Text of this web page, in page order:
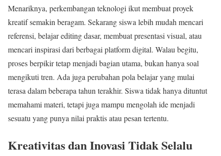
Menariknya, perkembangan teknologi ikut membuat proyek
kreatif semakin beragam. Sekarang siswa lebih mudah mencari
referensi, belajar editing dasar, membuat presentasi visual, atau
mencari inspirasi dari berbagai platform digital. Walau begitu,
proses berpikir tetap menjadi bagian utama, bukan hanya soal
mengikuti tren. Ada juga perubahan pola belajar yang mulai
terasa dalam beberapa tahun terakhir. Siswa tidak hanya dituntut
memahami materi, tetapi juga mampu mengolah ide menjadi
sesuatu yang punya nilai praktis atau pesan tertentu.
Kreativitas dan Inovasi Tidak Selalu